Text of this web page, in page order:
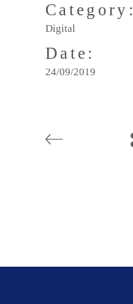
Category:
Digital
Date:
24/09/2019